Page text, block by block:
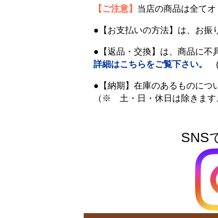
【ご注意】 当店の商品は全て
●【お支払いの方法】は、お振
●【返品・交換】は、商品に不
詳細はこちらをご覧下さい。
(
●【納期】在庫のあるものに
（※ 土・日・休日は除きます
SNS